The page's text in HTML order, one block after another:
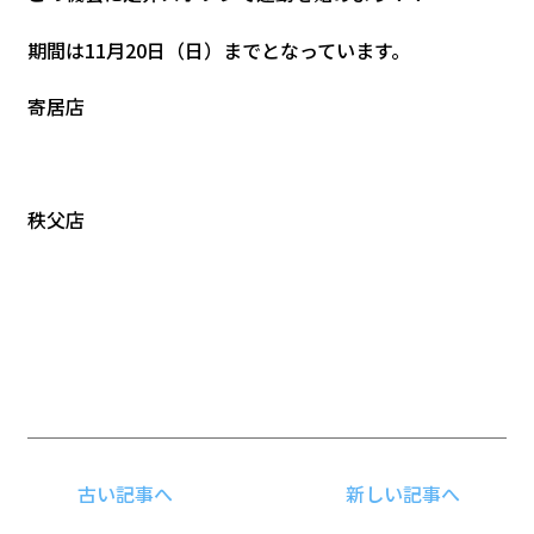
期間は11月20日（日）までとなっています。
寄居店
秩父店
古い記事へ 新しい記事へ